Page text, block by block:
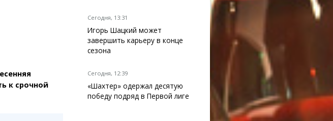
к срочной
Сегодня, 13:31
Игорь Шацкий может
завершить карьеру в конце
сезона
Сегодня, 12:39
«Шахтер» одержал десятую
победу подряд в Первой лиге